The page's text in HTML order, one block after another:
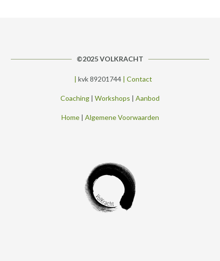
©2025 VOLKRACHT
| kvk 89201744 | Contact
Coaching | Workshops | Aanbod
Home| Algemene Voorwaarden